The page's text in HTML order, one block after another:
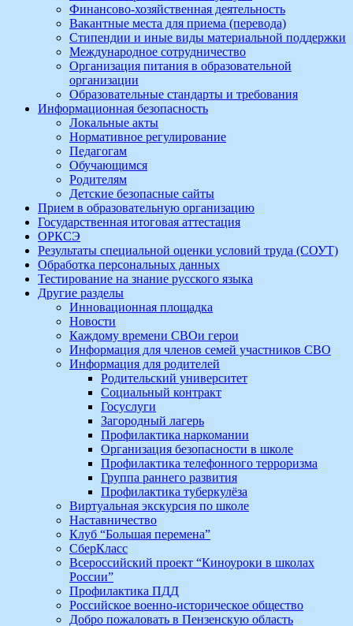
Финансово-хозяйственная деятельность
Вакантные места для приема (перевода)
Стипендии и иные виды материальной поддержки
Международное сотрудничество
Организация питания в образовательной
организации
Образовательные стандарты и требования
Информационная безопасность
Локальные акты
Нормативное регулирование
Педагогам
Обучающимся
Родителям
Детские безопасные сайты
Прием в образовательную организацию
Государственная итоговая аттестация
ОРКСЭ
Результаты специальной оценки условий труда (СОУТ)
Обработка персональных данных
Тестирование на знание русского языка
Другие разделы
Инновационная площадка
Новости
Каждому времени СВОи герои
Информация для членов семей участников СВО
Информация для родителей
Родительский университет
Социальный контракт
Госуслуги
Загородный лагерь
Профилактика наркомании
Организация безопасности в школе
Профилактика телефонного терроризма
Группа раннего развития
Профилактика туберкулёза
Виртуальная экскурсия по школе
Наставничество
Клуб “Большая перемена”
СберКласс
Всероссийский проект “Киноуроки в школах
России”
Профилактика ПДД
Российское военно-историческое общество
Добро пожаловать в Пензенскую область